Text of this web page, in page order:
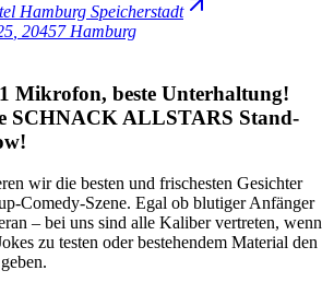
Hamburg Speicherstadt
20457 Hamburg
Mikrofon, beste Unterhaltung!
SCHNACK ALLSTARS Stand-
wir die besten und frischesten Gesichter
Comedy-Szene. Egal ob blutiger Anfänger
– bei uns sind alle Kaliber vertreten, wenn
zu testen oder bestehendem Material den